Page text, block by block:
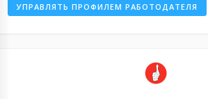
УПРАВЛЯТЬ ПРОФИЛЕМ РАБОТОДАТЕЛЯ